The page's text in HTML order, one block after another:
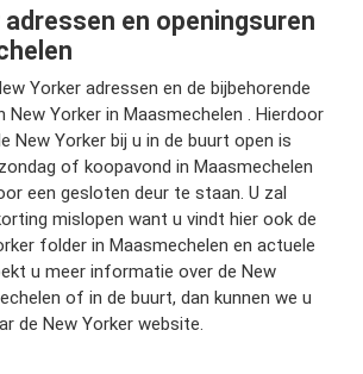
adressen en openingsuren
Yorker adressen en de bijbehorende
New Yorker in Maasmechelen . Hierdoor
New Yorker bij u in de buurt open is
of koopavond in Maasmechelen
een gesloten deur te staan. U zal
mislopen want u vindt hier ook de
folder in Maasmechelen en actuele
u meer informatie over de New
of in de buurt, dan kunnen we u
de New Yorker website.